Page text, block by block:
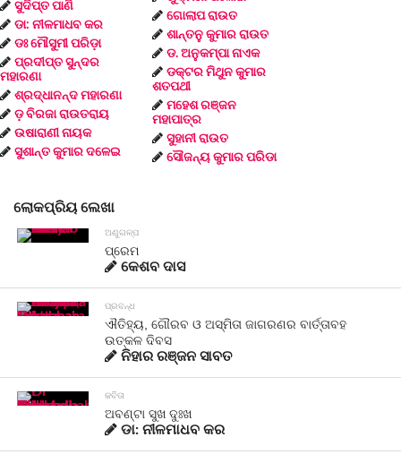
ସୁଦିପ୍ତ ପାଣି
ଡା: ନୀଳମାଧବ କର
ଡଃ ମୌସୁମୀ ପରିଡ଼ା
ପ୍ରଦୀପ୍ତ ସୁନ୍ଦର
ମହାରଣା
ଶ୍ରଦ୍ଧାନନ୍ଦ ମହାରଣା
ଡ଼ ବିରଜା ରାଉତରାୟ
ଉଷାରାଣୀ ନାୟକ
ସୁଶାନ୍ତ କୁମାର ଦଳେଇ
ଗୋଲାପ ରାଉତ
ଶାନ୍ତନୁ କୁମାର ରାଉତ
ଡ. ଅନୁକମ୍ପା ନାଏକ
ଡକ୍ଟର ମିଥୁନ କୁମାର
ଶତପଥୀ
ମହେଶ ରଞ୍ଜନ
ମହାପାତ୍ର
ସୁହାନୀ ରାଉତ
ସୌଜନ୍ୟ କୁମାର ପରିଡା
ଲୋକପ୍ରିୟ ଲେଖା
ଅଣୁଗଳ୍ପ
ପ୍ରେମ
କେଶବ ଦାସ
ପ୍ରବନ୍ଧ
ଐତିହ୍ୟ, ଗୌରବ ଓ ଅସ୍ମିତା ଜାଗରଣର ବାର୍ତ୍ତାବହ
ଉତ୍କଳ ଦିବସ
ନିହାର ରଞ୍ଜନ ସାବତ
କବିତା
ଅବଣ୍ଟା ସୁଖ ଦୁଃଖ
ଡା: ନୀଳମାଧବ କର